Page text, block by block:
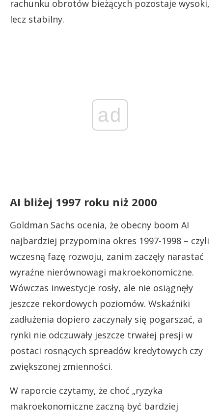
rachunku obrotów bieżących pozostaje wysoki,
lecz stabilny.
ad
AI bliżej 1997 roku niż 2000
Goldman Sachs ocenia, że obecny boom AI
najbardziej przypomina okres 1997-1998 – czyli
wczesną fazę rozwoju, zanim zaczęły narastać
wyraźne nierównowagi makroekonomiczne.
Wówczas inwestycje rosły, ale nie osiągnęły
jeszcze rekordowych poziomów. Wskaźniki
zadłużenia dopiero zaczynały się pogarszać, a
rynki nie odczuwały jeszcze trwałej presji w
postaci rosnących spreadów kredytowych czy
zwiększonej zmienności.
W raporcie czytamy, że choć „ryzyka
makroekonomiczne zaczną być bardziej